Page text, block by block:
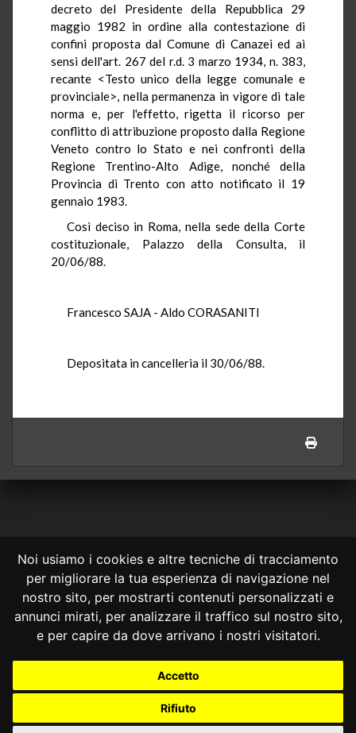
Noi usiamo i cookies e altre tecniche di tracciamento
per migliorare la tua esperienza di navigazione nel
nostro sito, per mostrarti contenuti personalizzati e
annunci mirati, per analizzare il traffico sul nostro sito,
e per capire da dove arrivano i nostri visitatori.
Accetto
Rifiuto
decreto del Presidente della Repubblica 29
maggio 1982 in ordine alla contestazione di
confini proposta dal Comune di Canazei ed ai
sensi dell'art. 267 del r.d. 3 marzo 1934, n. 383,
recante <Testo unico della legge comunale e
provinciale>, nella permanenza in vigore di tale
norma e, per l'effetto, rigetta il ricorso per
conflitto di attribuzione proposto dalla Regione
Veneto contro lo Stato e nei confronti della
Regione Trentino-Alto Adige, nonché della
Provincia di Trento con atto notificato il 19
gennaio 1983.
Così deciso in Roma, nella sede della Corte
costituzionale, Palazzo della Consulta, il
20/06/88.
Francesco SAJA - Aldo CORASANITI
Depositata in cancelleria il 30/06/88.
CONSULTA ONLINE DAL 1995 -NOTE LEGALI
Consulta OnLine non ha prodotto e non è responsabile per i contenuti e
le informazioni legali di siti collegati.
costituisce una relazione di consulenza legale.
Nessuno deve confidare o agire in base alle informazioni disponibili in
info@giurcost.org| Giurisprudenza Costituzionale|